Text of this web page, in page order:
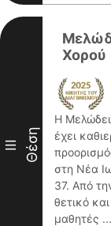
III Θέση
Χορού
Η
έχει
στη Νέα
37. Από
θετικό
μαθητές ...